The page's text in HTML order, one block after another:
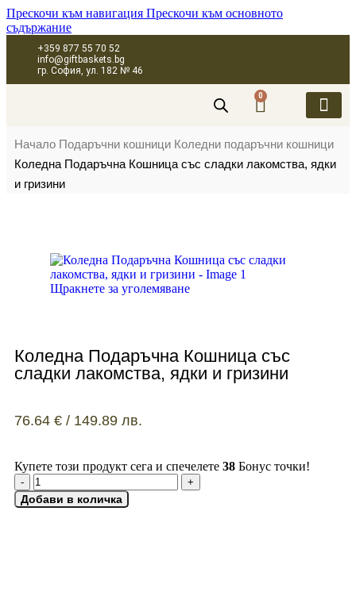
Прескочи към навигация Прескочи към основното
съдържание
+359 877 55 70 52
info@giftbaskets.bg
гр. София, ул. 182 № 46
0
Начало Подаръчни кошници Коледни подаръчни кошници
Коледна Подаръчна Кошница със сладки лакомства, ядки
и гризини
Щракнете за уголемяване
Коледна Подаръчна Кошница със
сладки лакомства, ядки и гризини
76.64 € / 149.89 лв.
Купете този продукт сега и спечелете 38 Бонус точки!
Добави в количка